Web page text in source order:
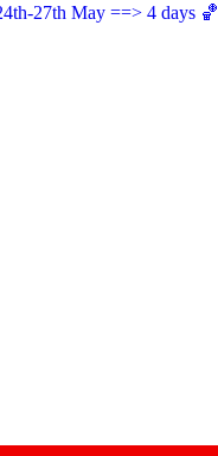
LAST CALL FOR THE RACING CAMP!! 24th-27th May ==> 4 days 🏀